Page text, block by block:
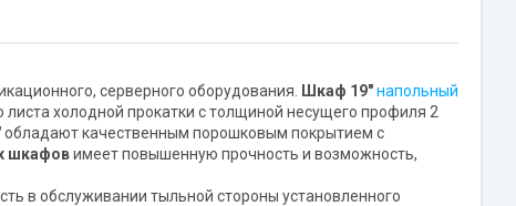
серверного оборудования. Шкаф 19"напольный
листа холодной прокатки с толщиной несущего профиля 2
обладают качественным порошковым покрытием с
шкафовимеет повышенную прочность и возможность,
в обслуживании тыльной стороны установленного